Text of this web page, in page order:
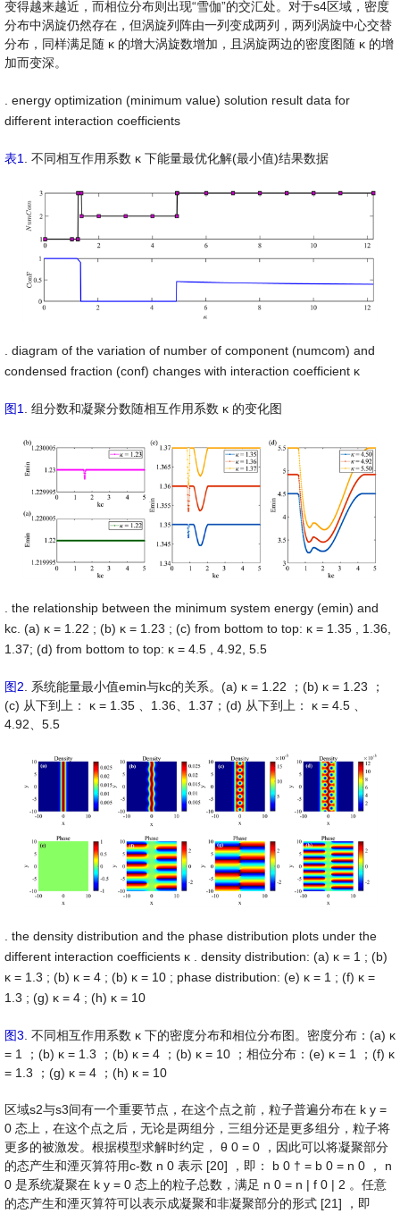
变得越来越近，而相位分布则出现“雪伽”的交汇处。对于s4区域，密度
分布中涡旋仍然存在，但涡旋列阵由一列变成两列，两列涡旋中心交替
分布，同样满足随 κ 的增大涡旋数增加，且涡旋两边的密度图随 κ 的增
加而变深。
. energy optimization (minimum value) solution result data for
different interaction coefficients
表1 . 不同相互作用系数 κ 下能量最优化解(最小值)结果数据
. diagram of the variation of number of component (numcom) and
condensed fraction (conf) changes with interaction coefficient κ
图1 . 组分数和凝聚分数随相互作用系数 κ 的变化图
. the relationship between the minimum system energy (emin) and
kc. (a) κ = 1.22 ; (b) κ = 1.23 ; (c) from bottom to top: κ = 1.35 , 1.36,
1.37; (d) from bottom to top: κ = 4.5 , 4.92, 5.5
图2. 系统能量最小值emin与kc的关系。(a) κ = 1.22 ；(b) κ = 1.23
；
(c) 从下到上： κ = 1.35 、1.36、1.37；(d) 从下到上： κ = 4.5 、
4.92、5.5
. the density distribution and the phase distribution plots under the
different interaction coefficients κ . density distribution: (a) κ = 1 ; (b)
κ = 1.3 ; (b) κ = 4 ; (b) κ = 10 ; phase distribution: (e) κ = 1 ; (f) κ =
1.3 ; (g) κ = 4 ; (h) κ = 10
图3. 不同相互作用系数 κ 下的密度分布和相位分布图。密度分布：(a) κ
= 1 ；(b) κ = 1.3 ；(b) κ = 4 ；(b) κ = 10 ；相位分布：(e) κ = 1 ；(f) κ
= 1.3 ；(g) κ = 4 ；(h) κ = 10
区域s2与s3间有一个重要节点，在这个点之前，粒子普遍分布在 k y =
0 态上，在这个点之后，无论是两组分，三组分还是更多组分，粒子将
更多的被激发。根据模型求解时约定， θ 0 = 0
，因此可以将凝聚部分
的态产生和湮灭算符用c-数 n 0 表示 [20] ，即： b 0 † = b 0 = n 0 ， n
0 是系统凝聚在 k y = 0 态上的粒子总数，满足 n 0 = n | f 0 | 2 。任意
的态产生和湮灭算符可以表示成凝聚和非凝聚部分的形式 [21] ，即